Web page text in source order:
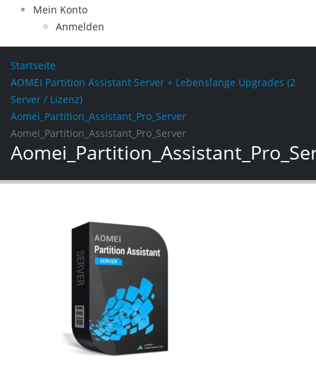
Mein Konto
Anmelden
Startseite
AOMEI Partition Assistant Server + Lebenslange Upgrades (2
Server / Lizenz)
Aomei_Partition_Assistant_Pro_Server
Aomei_Partition_Assistant_Pro_Server